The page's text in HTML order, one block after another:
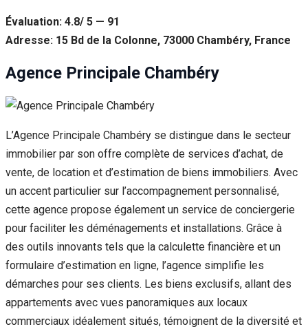
Évaluation: 4.8/ 5 — 91
Adresse: 15 Bd de la Colonne, 73000 Chambéry, France
Agence Principale Chambéry
L’Agence Principale Chambéry se distingue dans le secteur
immobilier par son offre complète de services d’achat, de
vente, de location et d’estimation de biens immobiliers. Avec
un accent particulier sur l’accompagnement personnalisé,
cette agence propose également un service de conciergerie
pour faciliter les déménagements et installations. Grâce à
des outils innovants tels que la calculette financière et un
formulaire d’estimation en ligne, l’agence simplifie les
démarches pour ses clients. Les biens exclusifs, allant des
appartements avec vues panoramiques aux locaux
commerciaux idéalement situés, témoignent de la diversité et